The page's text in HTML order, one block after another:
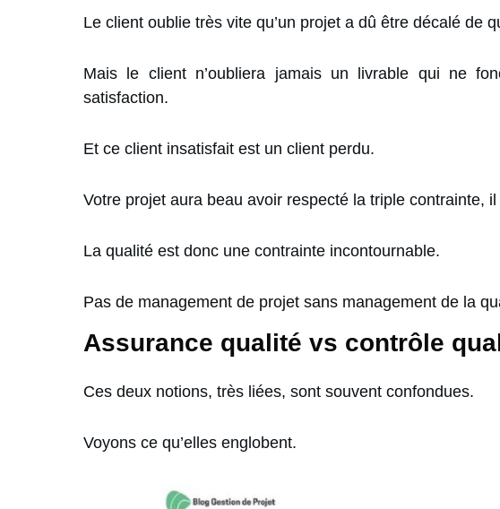
Le client oublie très vite qu’un projet a dû être décalé de
Mais le client n’oubliera jamais un livrable qui ne
satisfaction.
Et ce client insatisfait est un client perdu.
Votre projet aura beau avoir respecté la triple contrainte,
La qualité est donc une contrainte incontournable.
Pas de management de projet sans management de la
Assurance qualité vs contrôle
Ces deux notions, très liées, sont souvent confondues.
Voyons ce qu’elles englobent.